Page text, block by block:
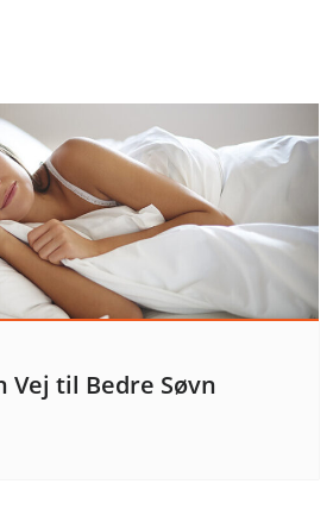
Vej til Bedre Søvn